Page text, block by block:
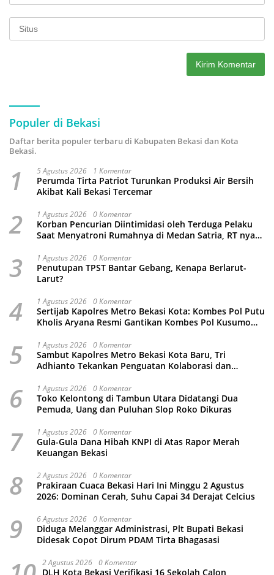
Populer di Bekasi
Daftar berita populer terbaru di Kabupaten Bekasi dan Kota
Bekasi.
1 5 Agustus 2026 1 Komentar
Perumda Tirta Patriot Turunkan Produksi Air Bersih
Akibat Kali Bekasi Tercemar
2 1 Agustus 2026 0 Komentar
Korban Pencurian Diintimidasi oleh Terduga Pelaku
Saat Menyatroni Rumahnya di Medan Satria, RT nya
3 1 Agustus 2026 0 Komentar
Penutupan TPST Bantar Gebang, Kenapa Berlarut-
Larut?
4 1 Agustus 2026 0 Komentar
Sertijab Kapolres Metro Bekasi Kota: Kombes Pol Putu
Kholis Aryana Resmi Gantikan Kombes Pol Kusumo
5 1 Agustus 2026 0 Komentar
Sambut Kapolres Metro Bekasi Kota Baru, Tri
Adhianto Tekankan Penguatan Kolaborasi dan
6 1 Agustus 2026 0 Komentar
Toko Kelontong di Tambun Utara Didatangi Dua
Pemuda, Uang dan Puluhan Slop Roko Dikuras
7 1 Agustus 2026 0 Komentar
Gula-Gula Dana Hibah KNPI di Atas Rapor Merah
Keuangan Bekasi
8 2 Agustus 2026 0 Komentar
Prakiraan Cuaca Bekasi Hari Ini Minggu 2 Agustus
2026: Dominan Cerah, Suhu Capai 34 Derajat Celcius
9 6 Agustus 2026 0 Komentar
Diduga Melanggar Administrasi, Plt Bupati Bekasi
Didesak Copot Dirum PDAM Tirta Bhagasasi
2 Agustus 2026 0 Komentar
DLH Kota Bekasi Verifikasi 16 Sekolah Calon